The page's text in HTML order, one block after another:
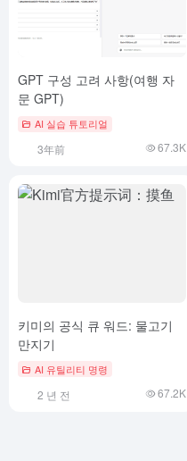
GPT 구성 고려 사항(여행 자
문 GPT)
AI 실습 튜토리얼
3年前 67.3K
키미의 공식 큐 워드: 물고기
만지기
AI 유틸리티 명령
2 년 전 67.2K